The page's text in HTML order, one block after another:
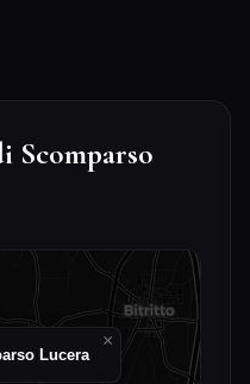
Scomparso
Lucera
×